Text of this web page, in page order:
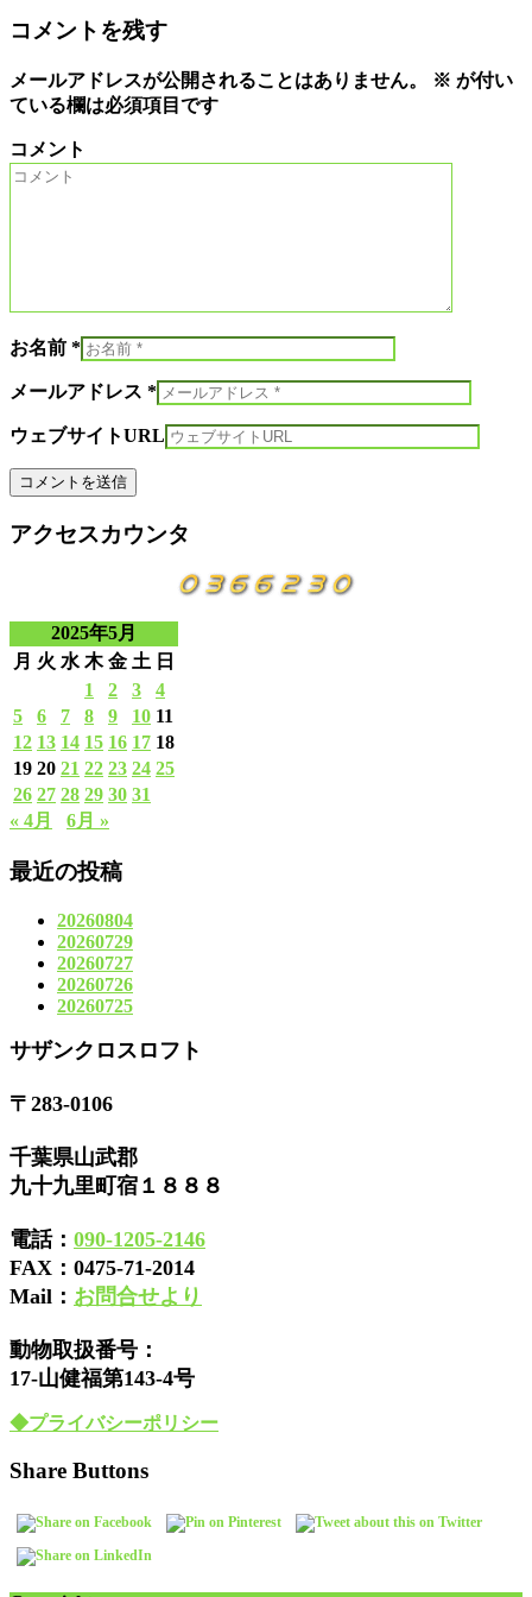
コメントを残す
メールアドレスが公開されることはありません。 ※ が付い
ている欄は必須項目です
コメント
お名前 *
メールアドレス *
ウェブサイトURL
アクセスカウンタ
2025年5月
月 火 水 木 金 土 日
1
2 3
4
5
6 7 8 9 10 11
12 13 14 15 16 17 18
19 20 21 22 23 24 25
26 27 28 29 30 31
« 4月
6月 »
最近の投稿
20260804
20260729
20260727
20260726
20260725
サザンクロスロフト
〒283-0106
千葉県山武郡
九十九里町宿１８８８
電話： 090-1205-2146
FAX： 0475-71-2014
Mail： お問合せより
動物取扱番号：
17-山健福第143-4号
◆プライバシーポリシー
Share Buttons